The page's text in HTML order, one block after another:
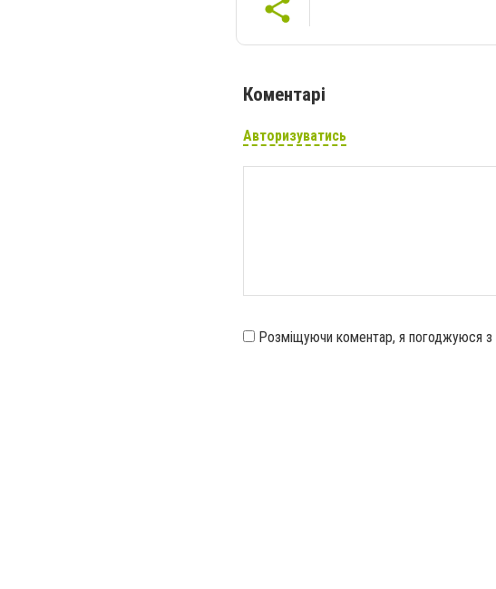
Коментарі
Авторизуватись
Розміщуючи коментар, я погоджуюся з